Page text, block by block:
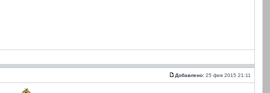
Добавлено: 25 фев 2015 21:11